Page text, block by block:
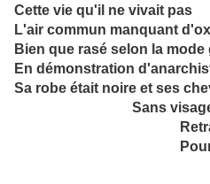
Cette vie qu'il ne vivait pas
L'air commun manquant
Bien que rasé selon la
En démonstration
Sa robe était noire et ses
Sans